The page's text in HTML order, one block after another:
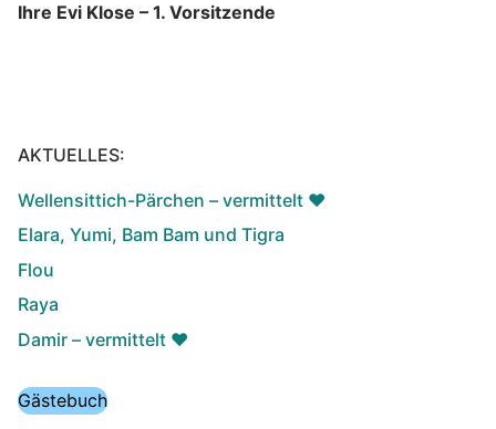
Ihre Evi Klose – 1. Vorsitzende
AKTUELLES:
Wellensittich-Pärchen – vermittelt ♥️
Elara, Yumi, Bam Bam und Tigra
Flou
Raya
Damir – vermittelt ♥️
Gästebuch